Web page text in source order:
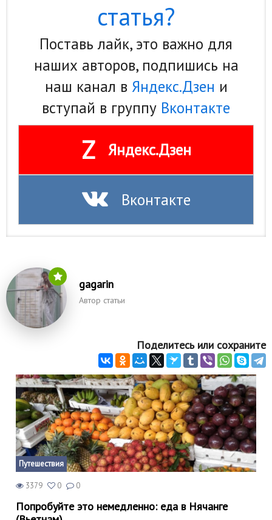
статья?
Поставь лайк, это важно для
наших авторов, подпишись на
наш канал в Яндекс.Дзен и
вступай в группу Вконтакте
Z Яндекс.Дзен
Вконтакте
gagarin
Автор статьи
Поделитесь или сохраните
Путешествия
3379 0 0
Попробуйте это немедленно: еда в Нячанге